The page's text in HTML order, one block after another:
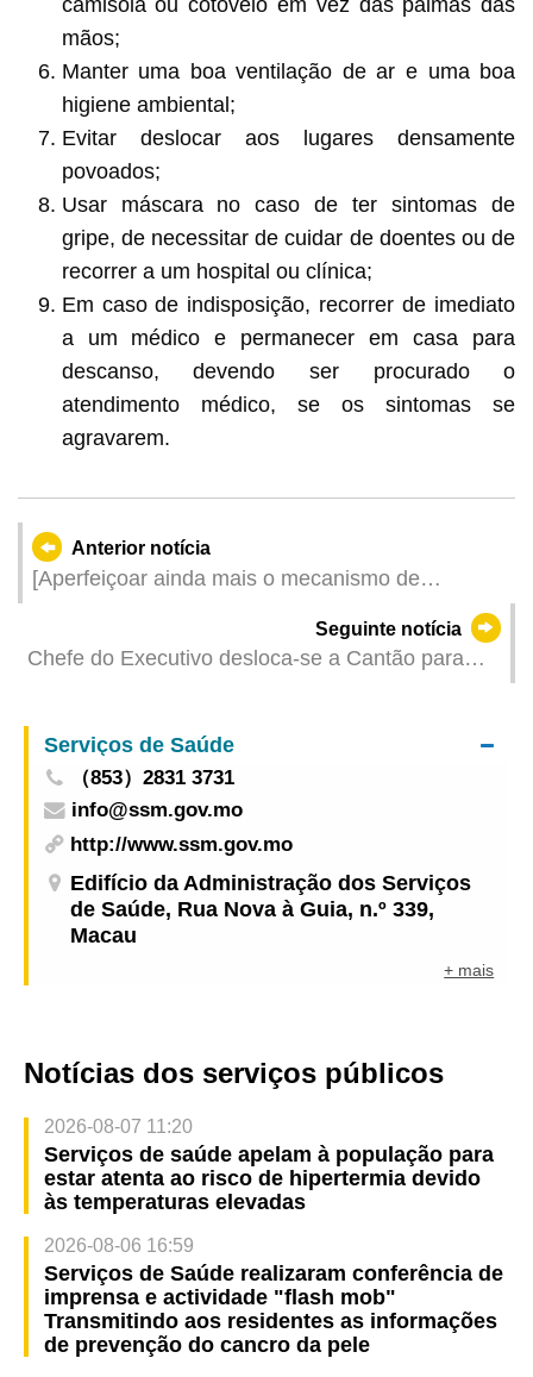
mãos;
Manter uma boa ventilação de ar e uma boa
higiene ambiental;
Evitar deslocar aos lugares densamente
povoados;
Usar máscara no caso de ter sintomas de
gripe, de necessitar de cuidar de doentes ou de
recorrer a um hospital ou clínica;
Em caso de indisposição, recorrer de imediato
a um médico e permanecer em casa para
descanso, devendo ser procurado o
atendimento médico, se os sintomas se
agravarem.
Anterior notícia
[Aperfeiçoar ainda mais o mecanismo de
Hengqin] O mecanismo de “reuniões técnicas
antes do processo de investimento” na Zona de
investidores os procedimentos para a gestão de
negócio antes do seu estabelecimento em
Hengqin
Seguinte notícia
Chefe do Executivo desloca-se a Cantão para
organizadora dos 15os Jogos Nacionais, dos
12os Jogos Nacionais para Deficientes e dos 9os
Jogos Olímpicos Especiais da China
Serviços de Saúde
（853）2831 3731
info@ssm.gov.mo
http://www.ssm.gov.mo
Edifício da Administração dos Serviços
de Saúde, Rua Nova à Guia, n.º 339,
Macau
+ mais
Notícias dos serviços públicos
2026-08-07 11:20
Serviços de saúde apelam à população para
estar atenta ao risco de hipertermia devido
às temperaturas elevadas
2026-08-06 16:59
Serviços de Saúde realizaram conferência de
imprensa e actividade "flash mob"
Transmitindo aos residentes as informações
de prevenção do cancro da pele